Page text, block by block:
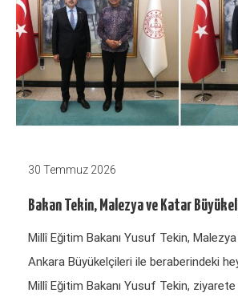
30 Temmuz 2026
Bakan Tekin, Malezya ve Katar
Millî Eğitim Bakanı Yusuf Tekin, Malezya
Ankara Büyükelçileri ile beraberindeki
Millî Eğitim Bakanı Yusuf Tekin, ziyarete